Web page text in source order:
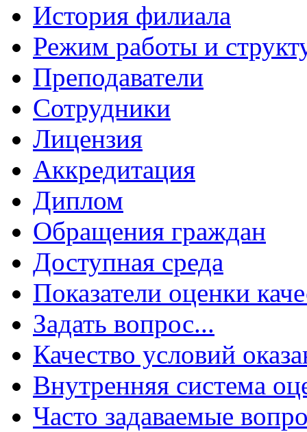
История филиала
Режим работы и
Преподаватели
Сотрудники
Лицензия
Аккредитация
Диплом
Обращения граждан
Доступная среда
Показатели оценки
Задать вопрос...
Качество условий
Внутренняя система
Часто задаваемые